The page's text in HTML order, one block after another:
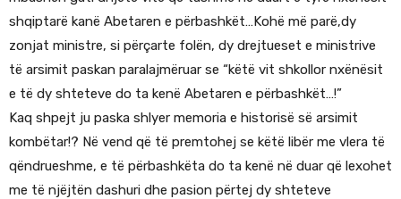
shqiptarë kanë Abetaren e përbashkët…Kohë më parë,dy
zonjat ministre, si përçarte folën, dy drejtueset e ministrive
të arsimit paskan paralajmëruar se “këtë vit shkollor nxënësit
e të dy shteteve do ta kenë Abetaren e përbashkët…!”
Kaq shpejt ju paska shlyer memoria e historisë së arsimit
kombëtar!? Në vend që të premtohej se këtë libër me vlera të
qëndrueshme, e të përbashkëta do ta kenë në duar që lexohet
me të njëjtën dashuri dhe pasion përtej dy shteteve